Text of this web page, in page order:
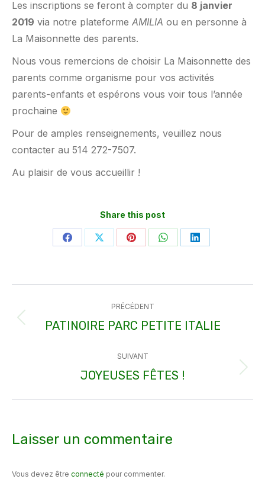
Les inscriptions se feront à compter du 8 janvier
2019 via notre plateforme AMILIA ou en personne à
La Maisonnette des parents.
Nous vous remercions de choisir La Maisonnette des
parents comme organisme pour vos activités
parents-enfants et espérons vous voir tous l’année
prochaine
Pour de amples renseignements, veuillez nous
contacter au 514 272-7507.
Au plaisir de vous accueillir !
Share this post
PartagerPartagerPartagerPartagerPartager
article
PRÉCÉDENT
Article
:
PATINOIRE PARC PETITE ITALIE
SUIVANT
Article
JOYEUSES FÊTES !
Laisser un commentaire
Vous devez être connecté pour commenter.